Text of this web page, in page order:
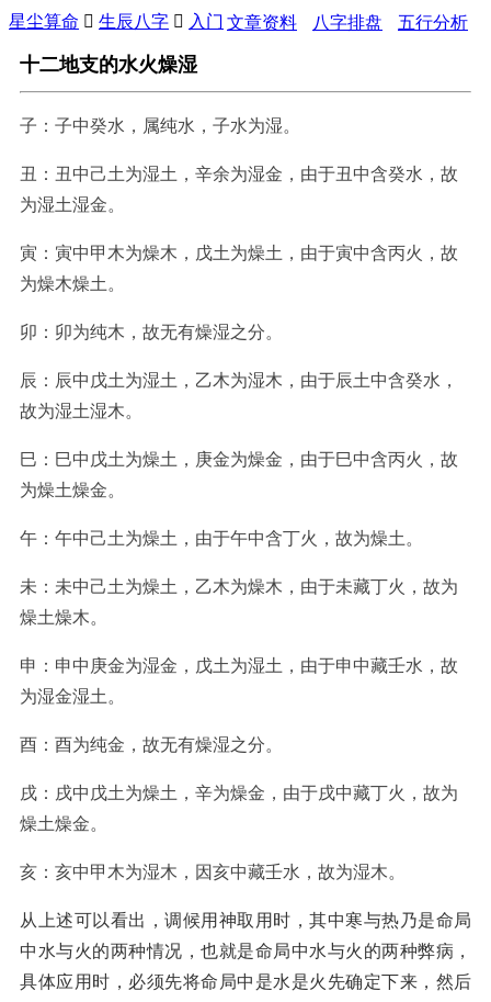
星尘算命  生辰八字  入门 文章资料 八字排盘 五行分析
十二地支的水火燥湿
子：子中癸水，属纯水，子水为湿。
丑：丑中己土为湿土，辛余为湿金，由于丑中含癸水，故
为湿土湿金。
寅：寅中甲木为燥木，戊土为燥土，由于寅中含丙火，故
为燥木燥土。
卯：卯为纯木，故无有燥湿之分。
辰：辰中戊土为湿土，乙木为湿木，由于辰土中含癸水，
故为湿土湿木。
巳：巳中戊土为燥土，庚金为燥金，由于巳中含丙火，故
为燥土燥金。
午：午中己土为燥土，由于午中含丁火，故为燥土。
未：未中己土为燥土，乙木为燥木，由于未藏丁火，故为
燥土燥木。
申：申中庚金为湿金，戊土为湿土，由于申中藏壬水，故
为湿金湿土。
酉：酉为纯金，故无有燥湿之分。
戌：戌中戊土为燥土，辛为燥金，由于戌中藏丁火，故为
燥土燥金。
亥：亥中甲木为湿木，因亥中藏壬水，故为湿木。
从上述可以看出，调候用神取用时，其中寒与热乃是命局
中水与火的两种情况，也就是命局中水与火的两种弊病，
具体应用时，必须先将命局中是水是火先确定下来，然后